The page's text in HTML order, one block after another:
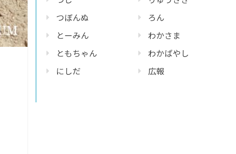
つぼんぬ
とーみん
ともちゃん
にしだ
ろん
わかさま
わかばやし
広報